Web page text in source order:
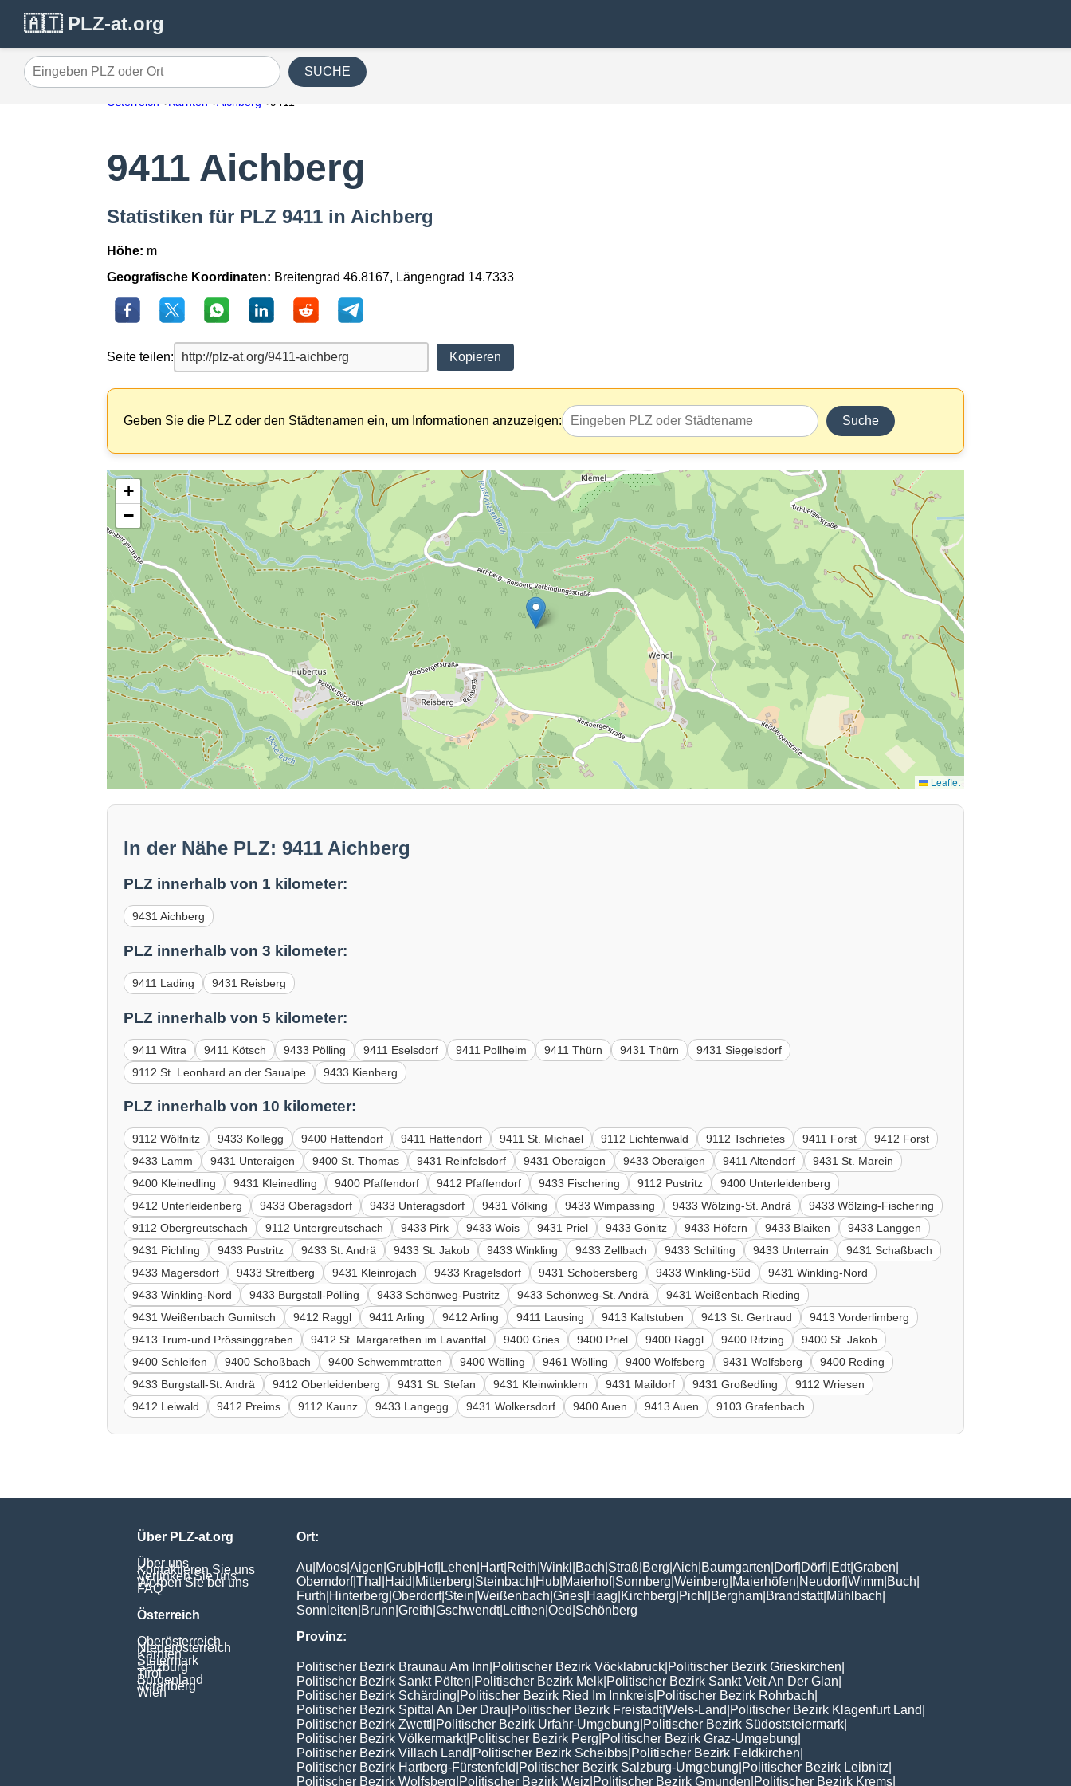
🇦🇹 PLZ-at.org
Eingeben PLZ oder Ort SUCHE
Österreich Kärnten Aichberg 9411
9411 Aichberg
Statistiken für PLZ 9411 in Aichberg
Höhe: m
Geografische Koordinaten: Breitengrad 46.8167, Längengrad 14.7333
Seite teilen: Kopieren
Geben Sie die PLZ oder den Städtenamen ein, um Informationen anzuzeigen: Suche
+
−
Leaflet
In der Nähe PLZ: 9411 Aichberg
PLZ innerhalb von 1 kilometer:
9431 Aichberg
PLZ innerhalb von 3 kilometer:
9411 Lading 9431 Reisberg
PLZ innerhalb von 5 kilometer:
9411 Witra 9411 Kötsch 9433 Pölling 9411 Eselsdorf 9411 Pollheim 9411 Thürn 9431 Thürn
9431 Siegelsdorf
9112 St. Leonhard an der Saualpe
9433 Kienberg
PLZ innerhalb von 10 kilometer:
9112 Wölfnitz 9433 Kollegg 9400 Hattendorf 9411 Hattendorf 9411 St. Michael 9112 Lichtenwald 9112 Tschrietes 9411 Forst
9412 Forst
9433 Lamm
9431 Unteraigen 9400 St. Thomas 9431 Reinfelsdorf 9431 Oberaigen 9433 Oberaigen 9411 Altendorf
9431 St. Marein
9400 Kleinedling
9431 Kleinedling 9400 Pfaffendorf 9412 Pfaffendorf 9433 Fischering 9112 Pustritz
9400 Unterleidenberg
9412 Unterleidenberg
9433 Oberagsdorf 9433 Unteragsdorf 9431 Völking 9433 Wimpassing 9433 Wölzing-St. Andrä
9433 Wölzing-Fischering
9112 Obergreutschach
9112 Untergreutschach 9433 Pirk 9433 Wois 9431 Priel 9433 Gönitz 9433 Höfern 9433 Blaiken
9433 Langgen
9431 Pichling
9433 Pustritz 9433 St. Andrä 9433 St. Jakob 9433 Winkling 9433 Zellbach 9433 Schilting 9433 Unterrain
9431 Schaßbach
9433 Magersdorf
9433 Streitberg 9431 Kleinrojach 9433 Kragelsdorf 9431 Schobersberg 9433 Winkling-Süd
9431 Winkling-Nord
9433 Winkling-Nord
9433 Burgstall-Pölling 9433 Schönweg-Pustritz 9433 Schönweg-St. Andrä
9431 Weißenbach Rieding
9431 Weißenbach Gumitsch
9412 Raggl 9411 Arling 9412 Arling 9411 Lausing 9413 Kaltstuben 9413 St. Gertraud
9413 Vorderlimberg
9413 Trum-und Prössinggraben
9412 St. Margarethen im Lavanttal 9400 Gries 9400 Priel 9400 Raggl 9400 Ritzing
9400 St. Jakob
9400 Schleifen
9400 Schoßbach 9400 Schwemmtratten 9400 Wölling 9461 Wölling 9400 Wolfsberg 9431 Wolfsberg
9400 Reding
9433 Burgstall-St. Andrä
9412 Oberleidenberg 9431 St. Stefan 9431 Kleinwinklern 9431 Maildorf 9431 Großedling
9112 Wriesen
9412 Leiwald
9412 Preims 9112 Kaunz 9433 Langegg 9431 Wolkersdorf 9400 Auen 9413 Auen 9103 Grafenbach
Über PLZ-at.org
Über uns
Kontaktieren Sie uns
Verlinken Sie uns
Werben Sie bei uns
FAQ
Österreich
Oberösterreich
Niederösterreich
Kärnten
Steiermark
Salzburg
Tirol
Burgenland
Vorarlberg
Wien
Ort:
Au Moos Aigen Grub Hof| Lehen Hart| Reith Winkl Bach Straß Berg Aich Baumgarten Dorf| Dörfl Edt|Graben
Oberndorf|Thal Haid Mitterberg Steinbach Hub Maierhof| Sonnberg Weinberg Maierhöfen Neudorf|Wimm Buch
Furth Hinterberg Oberdorf| Stein Weißenbach Gries Haag Kirchberg Pichl Bergham Brandstatt| Mühlbach
Sonnleiten Brunn Greith Gschwendt| Leithen Oed Schönberg
Provinz:
Politischer Bezirk Braunau Am Inn Politischer Bezirk Vöcklabruck Politischer Bezirk Grieskirchen
Politischer Bezirk Sankt Pölten Politischer Bezirk Melk Politischer Bezirk Sankt Veit An Der Glan
Politischer Bezirk Schärding Politischer Bezirk Ried Im Innkreis Politischer Bezirk Rohrbach
Politischer Bezirk Spittal An Der Drau Politischer Bezirk Freistadt|Wels-Land Politischer Bezirk Klagenfurt Land
Politischer Bezirk Zwettl Politischer Bezirk Urfahr-Umgebung Politischer Bezirk Südoststeiermark
Politischer Bezirk Völkermarkt| Politischer Bezirk Perg Politischer Bezirk Graz-Umgebung
Politischer Bezirk Villach Land Politischer Bezirk Scheibbs Politischer Bezirk Feldkirchen
Politischer Bezirk Hartberg-Fürstenfeld Politischer Bezirk Salzburg-Umgebung Politischer Bezirk Leibnitz
Politischer Bezirk Wolfsberg Politischer Bezirk Weiz Politischer Bezirk Gmunden Politischer Bezirk Krems